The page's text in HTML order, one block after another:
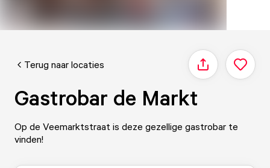
Terug naar locaties Delen
Gastrobar de Markt
Op de Veemarktstraat is deze gezellige gastrobar te
vinden!